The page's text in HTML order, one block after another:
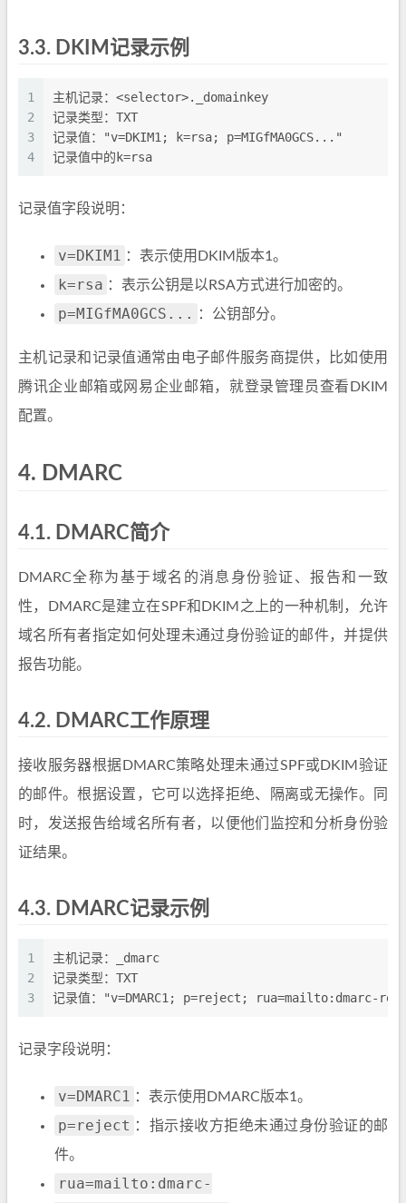
3.3. DKIM记录示例
1
2
3
4
主机记录：<selector>._domainkey
记录类型：TXT
记录值："v=DKIM1; k=rsa; p=MIGfMA0GCS..."
记录值中的k=rsa
记录值字段说明：
v=DKIM1 ：表示使用DKIM版本1。
k=rsa ：表示公钥是以RSA方式进行加密的。
p=MIGfMA0GCS... ：公钥部分。
主机记录和记录值通常由电子邮件服务商提供，比如使用
腾讯企业邮箱或网易企业邮箱，就登录管理员查看DKIM
配置。
4. DMARC
4.1. DMARC简介
DMARC全称为基于域名的消息身份验证、报告和一致
性，DMARC是建立在SPF和DKIM之上的一种机制，允许
域名所有者指定如何处理未通过身份验证的邮件，并提供
报告功能。
4.2. DMARC工作原理
接收服务器根据DMARC策略处理未通过SPF或DKIM验证
的邮件。根据设置，它可以选择拒绝、隔离或无操作。同
时，发送报告给域名所有者，以便他们监控和分析身份验
证结果。
4.3. DMARC记录示例
1
2
3
主机记录：_dmarc
记录类型：TXT
记录值："v=DMARC1; p=reject; rua=mailto:dmarc-
记录字段说明：
v=DMARC1 ：表示使用DMARC版本1。
p=reject ：指示接收方拒绝未通过身份验证的邮
件。
rua=mailto:dmarc-